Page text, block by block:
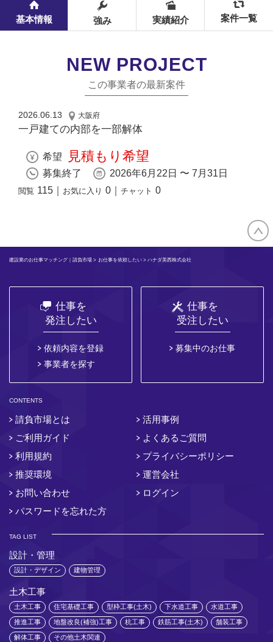
基本情報 強み 実績紹介 案件一覧
NEW PROJECT
この事業者の最新案件
2026.06.13 大阪府
一戸建ての内部を一部解体
希望 見積もり希望
募集終了 2026年6月22日 〜 7月31日
閲覧 115 お気に入り 0 チャット 0
建設業のお仕事マッチング｜請負市場 > お仕事を依頼したい> ハナダ美西株式会社
仕事を
発注したい
依頼内容を登録
事業者を探す
仕事を
受注したい
募集中のお仕事
CONTENTS
請負市場とは
活用事例
ご利用ガイド
よくあるご質問
利用規約
プライバシーポリシー
推奨環境
運営会社
お問い合わせ
ログイン
パスワードを忘れた方
TAG LIST
設計・管理
設計・デザイン 建物管理
土木工事
土木工事 住宅基礎工事 型枠工事(土木) 下水道工事 水道工事
推進工事 地盤改良(補強)工事 杭工事 鉄筋工事(土木) 舗装工事
解体工事 その他土木関連